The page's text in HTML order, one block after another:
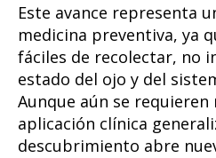
Este avance representa
medicina preventiva, ya
fáciles de recolectar, no
estado del ojo y del
Aunque aún se
aplicación clínica
descubrimiento abre